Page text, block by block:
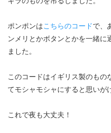
ポンポンはこちらのコードで、
ンメリとかボタンとかを一緒に
ました。
このコードはイギリス製のもの
てモシャモシャにすると思いが
これで夜も大丈夫！